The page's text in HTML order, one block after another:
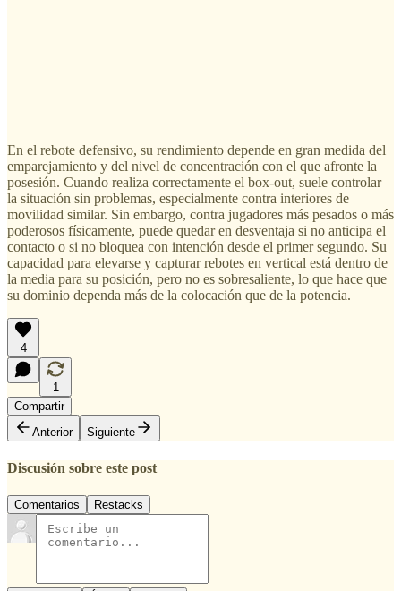
En el rebote defensivo, su rendimiento depende en gran medida del
emparejamiento y del nivel de concentración con el que afronte la
posesión. Cuando realiza correctamente el box-out, suele controlar
la situación sin problemas, especialmente contra interiores de
movilidad similar. Sin embargo, contra jugadores más pesados o más
poderosos físicamente, puede quedar en desventaja si no anticipa el
contacto o si no bloquea con intención desde el primer segundo. Su
capacidad para elevarse y capturar rebotes en vertical está dentro de
la media para su posición, pero no es sobresaliente, lo que hace que
su dominio dependa más de la colocación que de la potencia.
4
1
Compartir
Anterior
Siguiente
Discusión sobre este post
Comentarios Restacks